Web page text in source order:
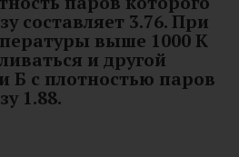
составляет 3.76. При
выше 1000 К
и другой
Б с плотностью паров
1.88.